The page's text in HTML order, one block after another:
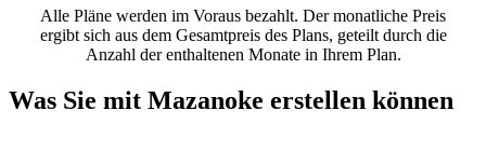
Alle Pläne werden im Voraus bezahlt. Der monatliche Preis
ergibt sich aus dem Gesamtpreis des Plans, geteilt durch die
Anzahl der enthaltenen Monate in Ihrem Plan.
Was Sie mit Mazanoke erstellen können